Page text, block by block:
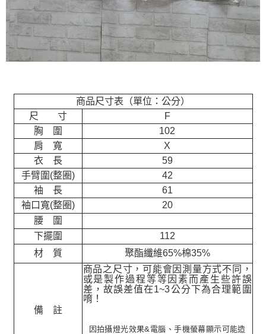
商品尺寸表（單位：公分）
尺 寸
F
胸 圍
102
肩 寬
X
衣 長
59
手臂圍(整圈)
42
袖 長
61
袖口寬(整圈)
20
腰 圍
下擺圍
112
材 質
聚酯纖維65%棉35%
備 註
商品之尺寸，可能會因測量方式不同，
或是製作過程等等因素而產生些許誤
差，故誤差值在1~3公分下為合理範圍
唷！
因拍攝燈光效果&電腦、手機螢幕顯示可能造